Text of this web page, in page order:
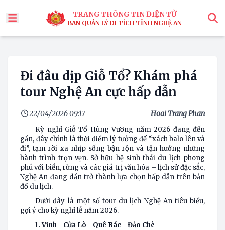
TRANG THÔNG TIN ĐIỆN TỬ
BAN QUẢN LÝ DI TÍCH TỈNH NGHỆ AN
Tìm x
Đi đâu dịp Giỗ Tổ? Khám phá
tour Nghệ An cực hấp dẫn
22/04/2026 09:17 Hoai Trang Phan
Kỳ nghỉ Giỗ Tổ Hùng Vương năm 2026 đang đến
gần, đây chính là thời điểm lý tưởng để “xách balo lên và
đi”, tạm rời xa nhịp sống bận rộn và tận hưởng những
hành trình trọn vẹn. Sở hữu hệ sinh thái du lịch phong
phú với biển, rừng và các giá trị văn hóa – lịch sử đặc sắc,
Nghệ An đang dần trở thành lựa chọn hấp dẫn trên bản
đồ du lịch.
Dưới đây là một số tour du lịch Nghệ An tiêu biểu,
gợi ý cho kỳ nghỉ lễ năm 2026.
1. Vinh - Cửa Lò - Quê Bác - Đảo Chè